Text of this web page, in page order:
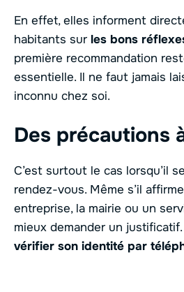
En effet, elles informent
habitants sur les bons
première recommandation
essentielle. Il ne faut jamais
inconnu chez soi.
Des précautions
C’est surtout le cas lorsqu’il
rendez-vous. Même s’il
entreprise, la mairie ou un
mieux demander un
vérifier son identité par